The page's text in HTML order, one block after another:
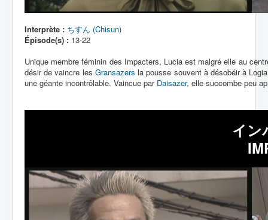
Interprète : ちすん (Chisun)
Épisode(s) : 13-22
Unique membre féminin des Impacters, Lucia est malgré elle au
désir de vaincre les Gransazers la pousse souvent à désobéir à
une géante incontrôlable. Vaincue par Daisazer, elle succombe peu
イン